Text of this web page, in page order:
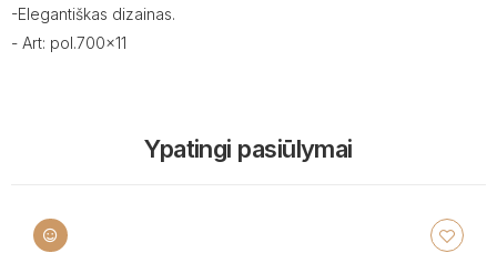
-Elegantiškas dizainas.
- Art: pol.700x11
Ypatingi pasiūlymai